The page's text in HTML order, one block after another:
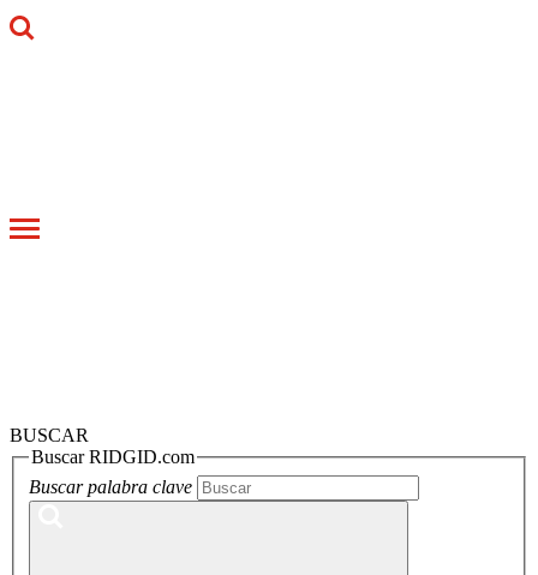
Toggle
BUSCAR
Buscar RIDGID.com
Buscar palabra clave